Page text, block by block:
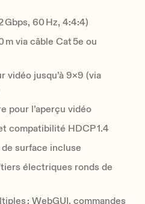
Gbps, 60 Hz, 4:4:4)
m via câble Cat 5e ou
vidéo jusqu’à 9×9 (via
pour l’aperçu vidéo
compatibilité HDCP 1.4
surface incluse
électriques ronds de
: WebGUI, commandes